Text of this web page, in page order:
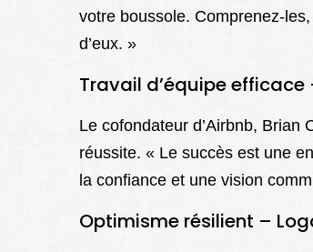
votre boussole. Comprenez-
d’eux. »
Travail d’équipe efficace
Le cofondateur d’Airbnb, Brian
réussite. « Le succès est une
la confiance et une vision
Optimisme résilient –